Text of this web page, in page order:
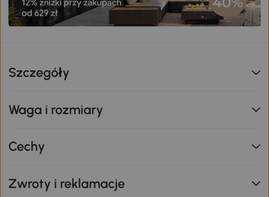
Szczegóły
Waga i rozmiary
Cechy
Zwroty i reklamacje